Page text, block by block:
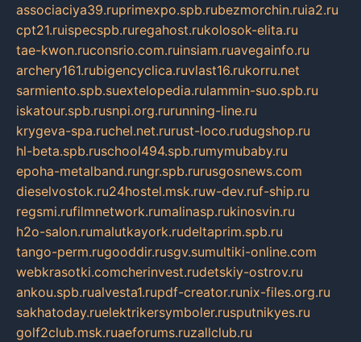
associaciya39.ruprimexpo.spb.rubezmorchin.ruia2.ru
cpt21.ruispecspb.ruregahost.rukolosok-elita.ru
tae-kwon.ruconsrio.com.ruinsiam.ruavegainfo.ru
archery161.rubigencyclica.ruvlast16.rukorru.net
sarmiento.spb.suextelopedia.rulammin-suo.spb.ru
iskatour.spb.rusnpi.org.rurunning-line.ru
krygeva-spa.ruchel.net.rurust-loco.rudugshop.ru
hl-beta.spb.ruschool494.spb.rumymubaby.ru
epoha-metalband.rungr.spb.rurusgosnews.com
dieselvostok.ru24hostel.msk.ruw-dev.ruf-ship.ru
regsmi.rufilmnetwork.rumalinasp.rukinosvin.ru
h2o-salon.rumalutkayork.rudeltaprim.spb.ru
tango-perm.rugooddir.rusgv.sumultiki-online.com
webkrasotki.comcherinvest.rudetskiy-ostrov.ru
ankou.spb.rualvesta1.rupdf-creator.runix-files.org.ru
sakhatoday.ruelektrikersymboler.rusputnikyes.ru
golf2club.msk.ruaeforums.ruzallclub.ru